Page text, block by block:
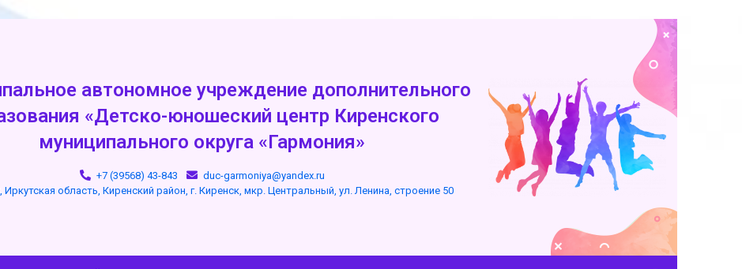
автономное учреждение дополнительного
«Детско-юношеский центр Киренского
муниципального округа «Гармония»
+7 (39568) 43-843
duc-garmoniya@yandex.ru
Иркутская область, Киренский район, г. Киренск, мкр. Центральный, ул. Ленина, строение 50